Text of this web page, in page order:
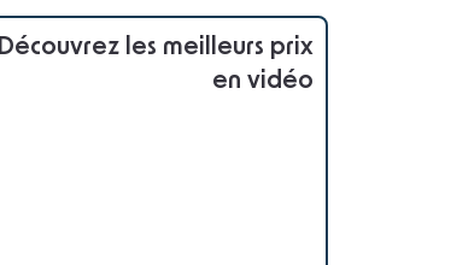
Découvrez les meilleurs prix
en vidéo